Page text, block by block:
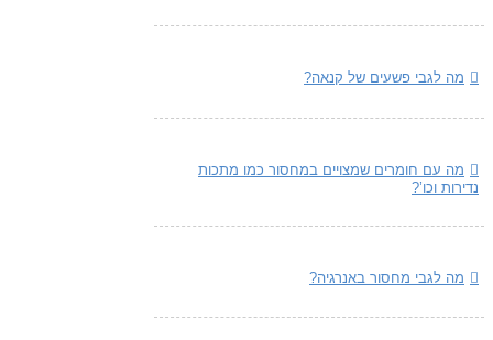
מה לגבי פשעים של קנאה?
מה עם חומרים שמצויים במחסור כמו מתכות
נדירות וכו’?
מה לגבי מחסור באנרגיה?